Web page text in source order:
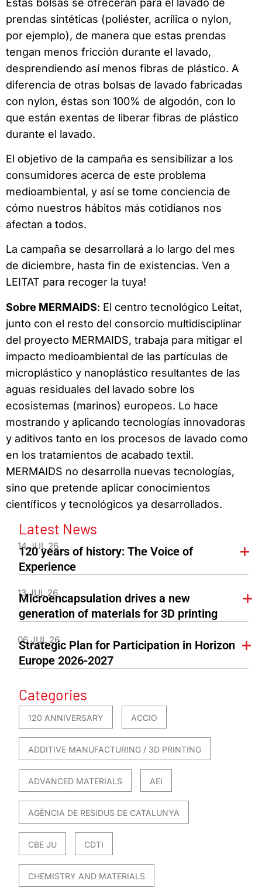
prendas sintéticas (poliéster, acrílica o nylon,
por ejemplo), de manera que estas prendas
tengan menos fricción durante el lavado,
desprendiendo así menos fibras de plástico. A
diferencia de otras bolsas de lavado fabricadas
con nylon, éstas son 100% de algodón, con lo
que están exentas de liberar fibras de plástico
durante el lavado.
El objetivo de la campaña es sensibilizar a los
consumidores acerca de este problema
medioambiental, y así se tome conciencia de
cómo nuestros hábitos más cotidianos nos
afectan a todos.
La campaña se desarrollará a lo largo del mes
de diciembre, hasta fin de existencias. Ven a
LEITAT para recoger la tuya!
Sobre MERMAIDS: El centro tecnológico Leitat,
junto con el resto del consorcio multidisciplinar
del proyecto MERMAIDS, trabaja para mitigar el
impacto medioambiental de las partículas de
microplástico y nanoplástico resultantes de las
aguas residuales del lavado sobre los
ecosistemas (marinos) europeos. Lo hace
mostrando y aplicando tecnologías innovadoras
y aditivos tanto en los procesos de lavado como
en los tratamientos de acabado textil.
MERMAIDS no desarrolla nuevas tecnologías,
sino que pretende aplicar conocimientos
científicos y tecnológicos ya desarrollados.
Latest News
14 JUL 26
120 years of history: The Voice of
Experience
13 JUL 26
Microencapsulation drives a new
generation of materials for 3D printing
06 JUL 26
Strategic Plan for Participation in Horizon
Europe 2026-2027
Categories
120 ANNIVERSARY ACCIO
ADDITIVE MANUFACTURING / 3D PRINTING
ADVANCED MATERIALS AEI
AGÈNCIA DE RESIDUS DE CATALUNYA
CBE JU CDTI
CHEMISTRY AND MATERIALS